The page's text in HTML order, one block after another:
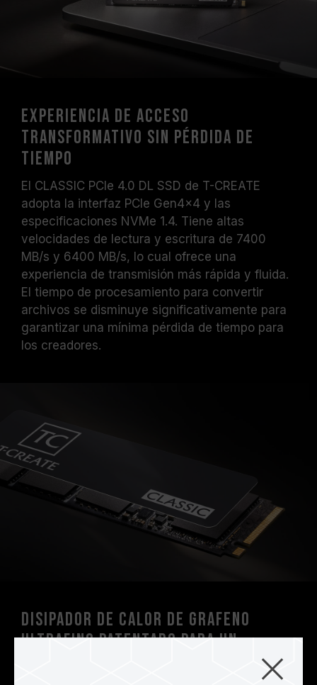
Experiencia de acceso
transformativo sin pérdida de
tiempo
El CLASSIC PCIe 4.0 DL SSD de T-CREATE
adopta la interfaz PCIe Gen4x4 y las
especificaciones NVMe 1.4. Tiene altas
velocidades de lectura y escritura de 7400
MB/s y 6400 MB/s, lo cual ofrece una
experiencia de transmisión más rápida y fluida.
El tiempo de procesamiento para convertir
archivos se disminuye significativamente para
garantizar una mínima pérdida de tiempo para
los creadores.
Disipador de calor de grafeno
ultrafino patentado para un